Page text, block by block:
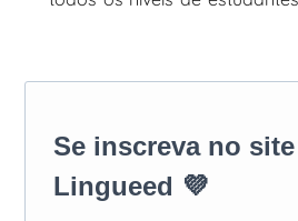
Se inscreva no
Lingueed 💜